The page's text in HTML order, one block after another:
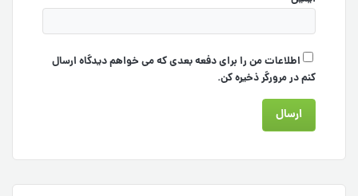
اطلاعات من را برای دفعه بعدی که می خواهم دیدگاه ارسال
کنم در مرورگر ذخیره کن.